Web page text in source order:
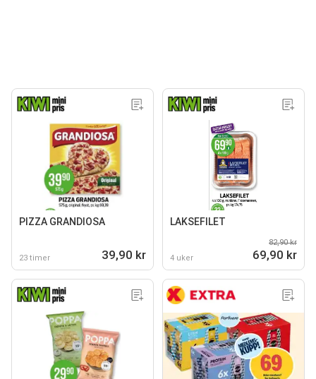
PIZZA GRANDIOSA
23 timer 39,90 kr
LAKSEFILET
4 uker
82,90 kr
69,90 kr